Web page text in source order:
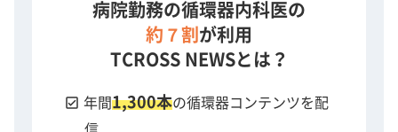
病院勤務の循環器内科医の
約７割 が利用
TCROSS NEWSとは？
check_box 年間1,300本の循環器コンテンツを配